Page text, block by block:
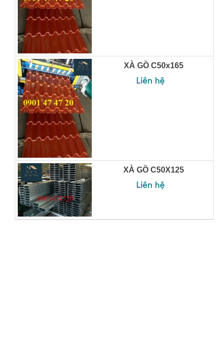
XÀ GỒ C50x165
Liên hệ
XÀ GỒ C50X125
Liên hệ